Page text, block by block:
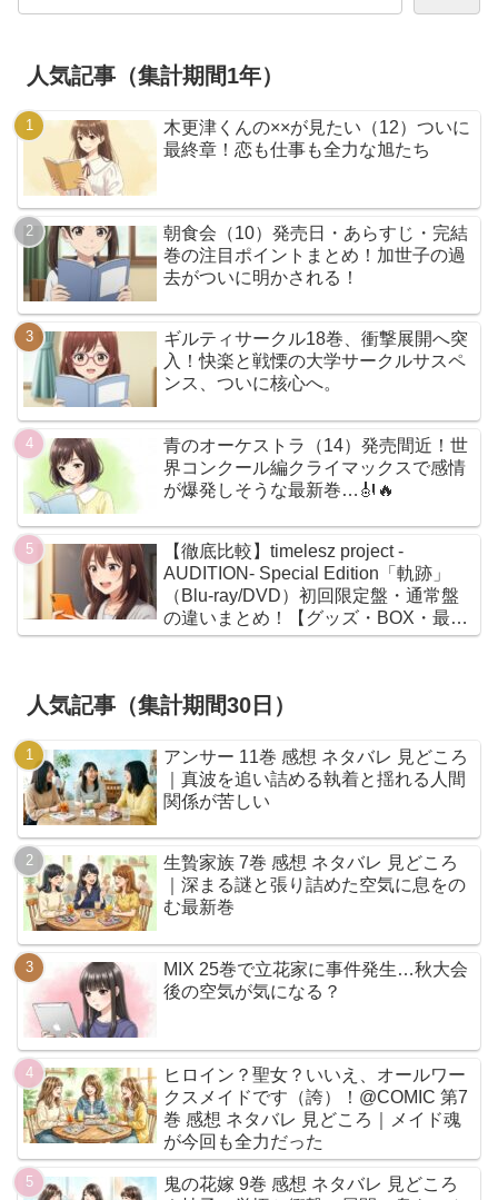
人気記事（集計期間1年）
木更津くんの××が見たい（12）ついに
最終章！恋も仕事も全力な旭たち
朝食会（10）発売日・あらすじ・完結
巻の注目ポイントまとめ！加世子の過
去がついに明かされる！
ギルティサークル18巻、衝撃展開へ突
入！快楽と戦慄の大学サークルサスペ
ンス、ついに核心へ。
青のオーケストラ（14）発売間近！世
界コンクール編クライマックスで感情
が爆発しそうな最新巻…🎻🔥
【徹底比較】timelesz project -
AUDITION- Special Edition「軌跡」
（Blu-ray/DVD）初回限定盤・通常盤
の違いまとめ！【グッズ・BOX・最安
値】
人気記事（集計期間30日）
アンサー 11巻 感想 ネタバレ 見どころ
｜真波を追い詰める執着と揺れる人間
関係が苦しい
生贄家族 7巻 感想 ネタバレ 見どころ
｜深まる謎と張り詰めた空気に息をの
む最新巻
MIX 25巻で立花家に事件発生…秋大会
後の空気が気になる？
ヒロイン？聖女？いいえ、オールワー
クスメイドです（誇）！@COMIC 第7
巻 感想 ネタバレ 見どころ｜メイド魂
が今回も全力だった
鬼の花嫁 9巻 感想 ネタバレ 見どころ